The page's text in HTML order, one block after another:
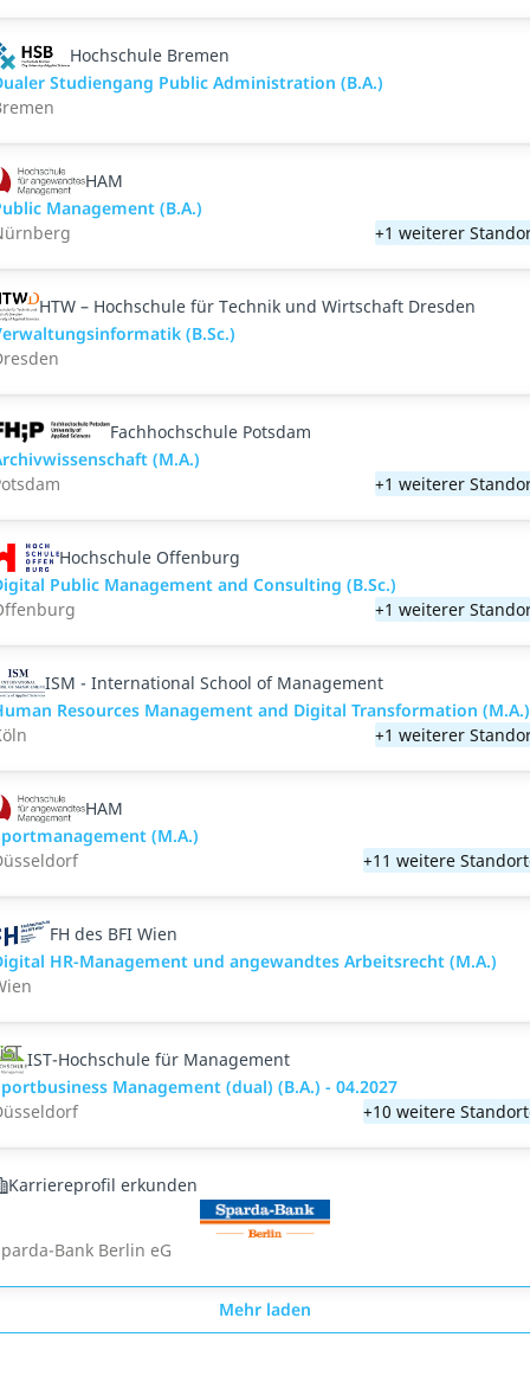
Hochschule Bremen
Studiengang Public Administration (B.A.)
HAM
Management (B.A.)
+1 weiterer
HTW – Hochschule für Technik und Wirtschaft Dresden
(B.Sc.)
Fachhochschule Potsdam
(M.A.)
+1 weiterer
Hochschule Offenburg
Public Management and Consulting (B.Sc.)
+1 weiterer
ISM - International School of Management
Resources Management and Digital Transformation (M.A.)
+1 weiterer
HAM
(M.A.)
+11 weitere
FH des BFI Wien
HR-Management und angewandtes Arbeitsrecht (M.A.)
IST-Hochschule für Management
Management (dual) (B.A.) - 04.2027
+10 weitere
Karriereprofil erkunden
Bank Berlin eG
Mehr laden